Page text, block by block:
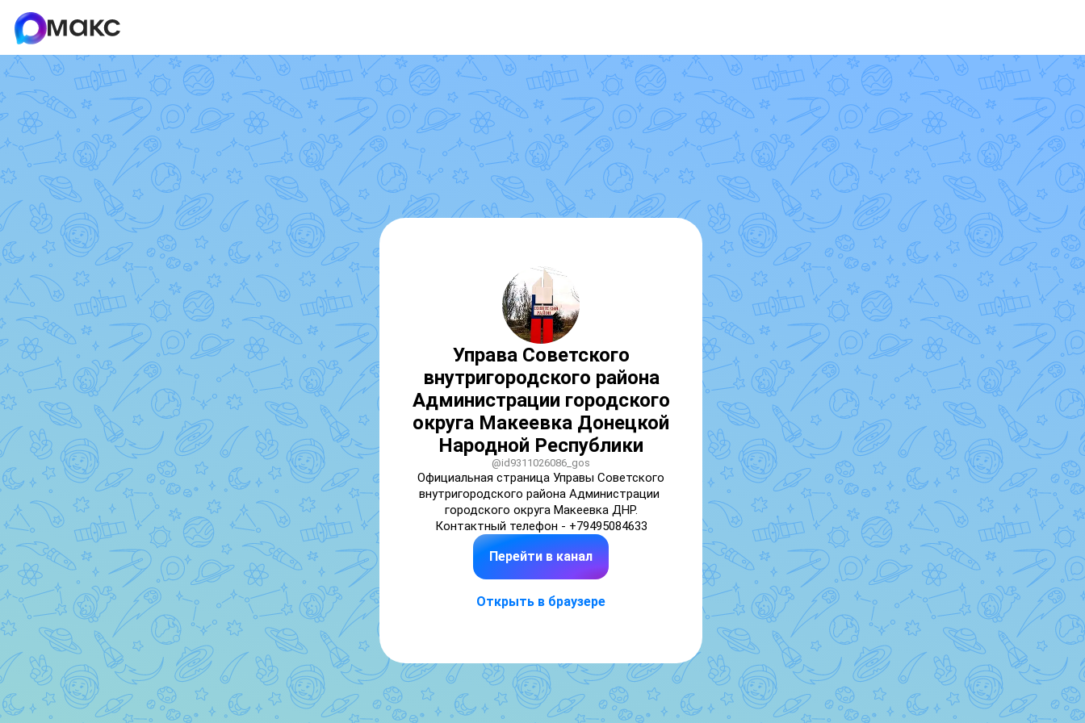
Управа Советского
внутригородского района
Администрации городского
округа Макеевка Донецкой
Народной Республики
@id9311026086_gos
Официальная страница Управы Советского
внутригородского района Администрации
городского округа Макеевка ДНР.
Контактный телефон - +79495084633
Перейти в канал
Открыть в браузере